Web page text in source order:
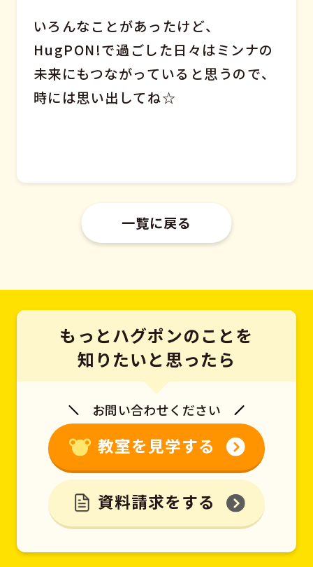
いろんなことがあったけど、
HugPON!で過ごした日々はミンナの
未来にもつながっていると思うので、
時には思い出してね☆
一覧に戻る
もっとハグポンのことを
知りたいと思ったら
お問い合わせください
教室を見学する
資料請求をする